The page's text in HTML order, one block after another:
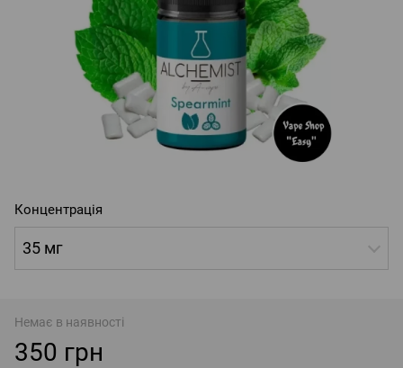
Концентрація
35 мг
Немає в наявності
350 грн